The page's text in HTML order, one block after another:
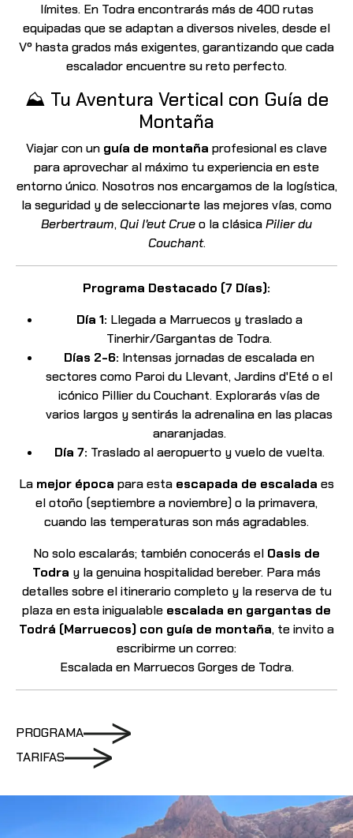
límites. En Todra encontrarás más de 400 rutas
equipadas que se adaptan a diversos niveles, desde el
Vº hasta grados más exigentes, garantizando que cada
escalador encuentre su reto perfecto.
⛰️ Tu Aventura Vertical con Guía de
Montaña
Viajar con un guía de montaña profesional es clave
para aprovechar al máximo tu experiencia en este
entorno único. Nosotros nos encargamos de la logística,
la seguridad y de seleccionarte las mejores vías, como
Berbertraum,Qui l'eut Crueo la clásicaPilier du
Couchant.
Programa Destacado (7 Días):
Día 1: Llegada a Marruecos y traslado a
Tinerhir/Gargantas de Todra.
Días 2-6: Intensas jornadas de escalada en
sectores como Paroi du Llevant, Jardins d'Eté o el
icónico Pillier du Couchant. Explorarás vías de
varios largos y sentirás la adrenalina en las placas
anaranjadas.
Día 7: Traslado al aeropuerto y vuelo de vuelta.
La mejor época para esta escapada de escalada es
el otoño (septiembre a noviembre) o la primavera,
cuando las temperaturas son más agradables.
No solo escalarás; también conocerás el Oasis de
Todra y la genuina hospitalidad bereber. Para más
detalles sobre el itinerario completo y la reserva de tu
plaza en esta inigualable escalada en gargantas de
Todrá (Marruecos) con guía de montaña, te invito a
escribirme un correo:
Escalada en Marruecos Gorges de Todra.
PROGRAMA
TARIFAS